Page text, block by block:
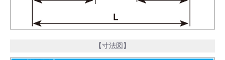
【寸法図】